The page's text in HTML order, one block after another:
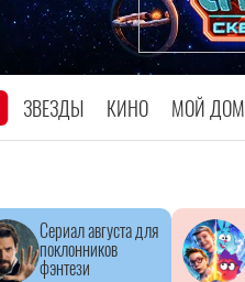
ЗВЕЗДЫ КИНО МОЙ ДОМ
Сериал августа для
поклонников
фэнтези